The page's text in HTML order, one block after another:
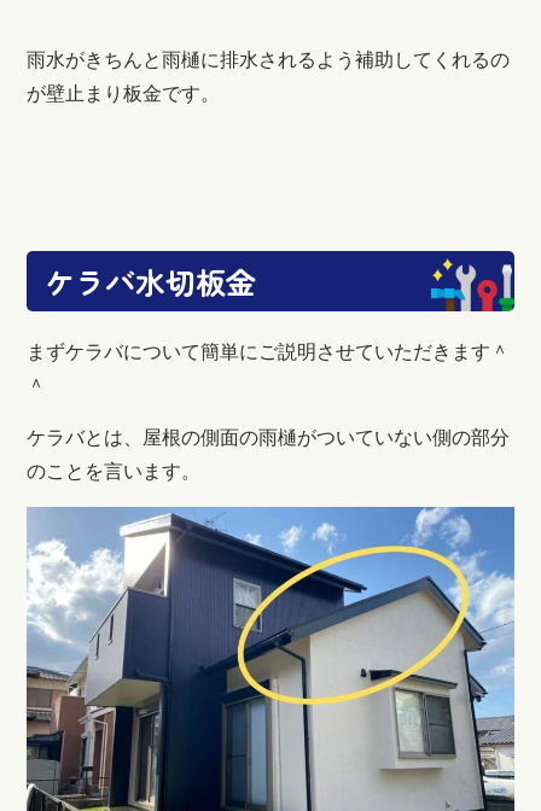
雨水がきちんと雨樋に排水されるよう補助してくれるの
が壁止まり板金です。
ケラバ水切板金
まずケラバについて簡単にご説明させていただきます＾
＾
ケラバとは、屋根の側面の雨樋がついていない側の部分
のことを言います。